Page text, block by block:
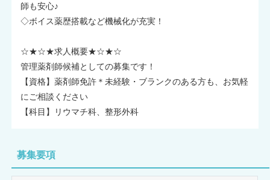
師も安心♪
◇ボイス薬歴搭載など機械化が充実！
☆★☆★求人概要★☆★☆
管理薬剤師候補としての募集です！
【資格】薬剤師免許＊未経験・ブランクのある方も、お気軽
にご相談ください
【科目】リウマチ科、整形外科
募集要項